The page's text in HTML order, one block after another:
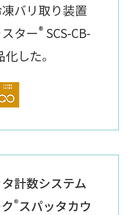
バリ取り装置
ター® SCS-CB-
した。
計数システム
®スパッタカウ